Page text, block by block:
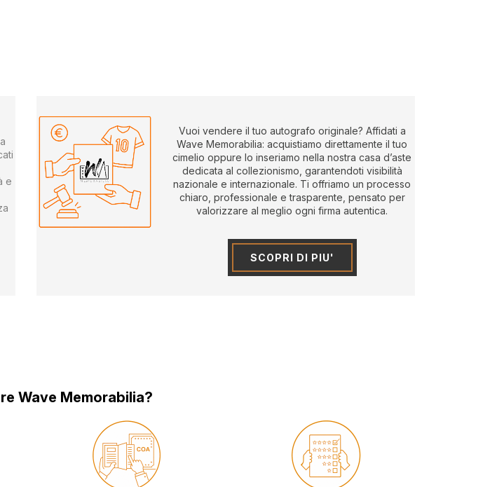
e
Vuoi vendere il tuo autografo originale? Affidati a
Wave Memorabilia: acquistiamo direttamente il tuo
cimelio oppure lo inseriamo nella nostra casa d’aste
dedicata al collezionismo, garantendoti visibilità
nazionale e internazionale. Ti offriamo un processo
chiaro, professionale e trasparente, pensato per
valorizzare al meglio ogni firma autentica.
SCOPRI DI PIU'
Wave Memorabilia?